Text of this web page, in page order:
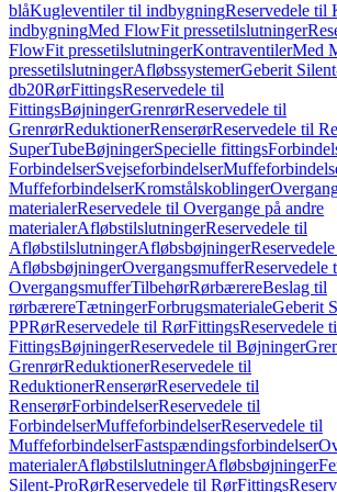
blåKugleventiler til indbygningReservedele til
indbygningMed FlowFit pressetilslutninger
FlowFit pressetilslutningerKontraventilerMed
pressetilslutningerAfløbssystemerGeberit
db20RørFittingsReservedele til
FittingsBøjningerGrenrørReservedele til
GrenrørReduktionerRenserørReservedele til
SuperTubeBøjningerSpecielle fittings
ForbindelserSvejseforbindelser
MuffeforbindelserKromstålskoblinger
materialerReservedele til Overgange på andre
materialerAfløbstilslutningerReservedele til
AfløbstilslutningerAfløbsbøjninger
AfløbsbøjningerOvergangsmufferReservedele
OvergangsmufferTilbehørRørbærereBeslag til
rørbærereTætningerForbrugsmaterialeGeberit
PPRørReservedele til RørFittingsReservedele
FittingsBøjningerReservedele til Bøjninger
GrenrørReduktionerReservedele til
ReduktionerRenserørReservedele til
RenserørForbindelserReservedele til
ForbindelserMuffeforbindelserReservedele til
MuffeforbindelserFastspændingsforbindelser
materialerAfløbstilslutningerAfløbsbøjninger
Silent-ProRørReservedele til RørFittings